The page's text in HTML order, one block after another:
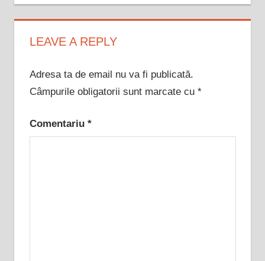
LEAVE A REPLY
Adresa ta de email nu va fi publicată.
Câmpurile obligatorii sunt marcate cu *
Comentariu *